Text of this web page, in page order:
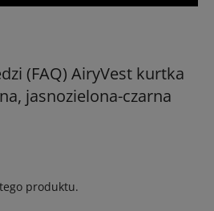
(FAQ) AiryVest kurtka
jasnozielona-czarna
produktu.